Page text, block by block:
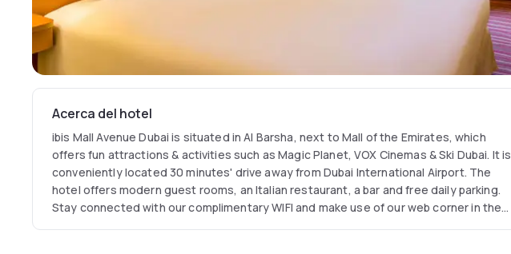
Acerca del hotel
ibis Mall Avenue Dubai is situated in Al Barsha, next to Mall of the Emirates, which
offers fun attractions & activities such as Magic Planet, VOX Cinemas & Ski Dubai. It is
conveniently located 30 minutes' drive away from Dubai International Airport. The
hotel offers modern guest rooms, an Italian restaurant, a bar and free daily parking.
Stay connected with our complimentary WIFI and make use of our web corner in the